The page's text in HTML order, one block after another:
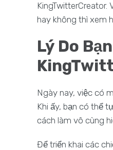
hay không thì xem
Lý Do
Ngày nay, việc có
Khi ấy, bạn có thể
cách làm vô cùng
Để triển khai các